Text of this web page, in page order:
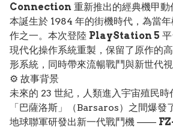
Connection 重新推出的經典機甲
本誕生於 1984 年的街機時代，為當
作之一。本次登陸 PlayStation 5
現代化操作系統重製，保留了原作的
形系統，同時帶來流暢戰鬥與新世代視
⚙️ 故事背景
未來的 23 世紀，人類進入宇宙殖民時
「巴薩洛斯」（Barsaros）之間爆發
地球聯軍研發出新一代戰鬥機 ——